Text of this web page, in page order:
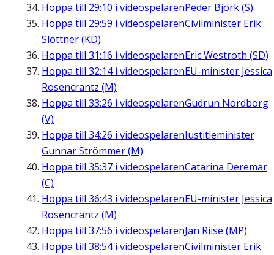
Hoppa till 29:10 i videospelarenPeder Björk (S)
Hoppa till 29:59 i videospelarenCivilminister Erik
Slottner (KD)
Hoppa till 31:16 i videospelarenEric Westroth (SD)
Hoppa till 32:14i videospelarenEU-minister Jessica
Rosencrantz (M)
Hoppa till 33:26 i videospelarenGudrun Nordborg
(V)
Hoppa till 34:26 i videospelarenJustitieminister
Gunnar Strömmer (M)
Hoppa till 35:37 i videospelarenCatarina Deremar
(C)
Hoppa till 36:43 i videospelarenEU-minister Jessica
Rosencrantz (M)
Hoppa till 37:56 i videospelarenJan Riise (MP)
Hoppa till 38:54i videospelarenCivilminister Erik